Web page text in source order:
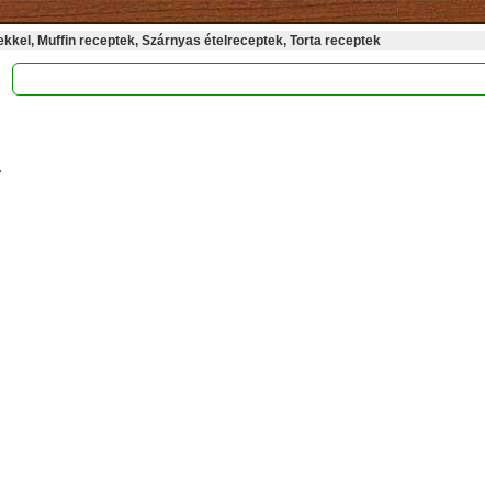
Muffin receptek, Szárnyas ételreceptek, Torta receptek